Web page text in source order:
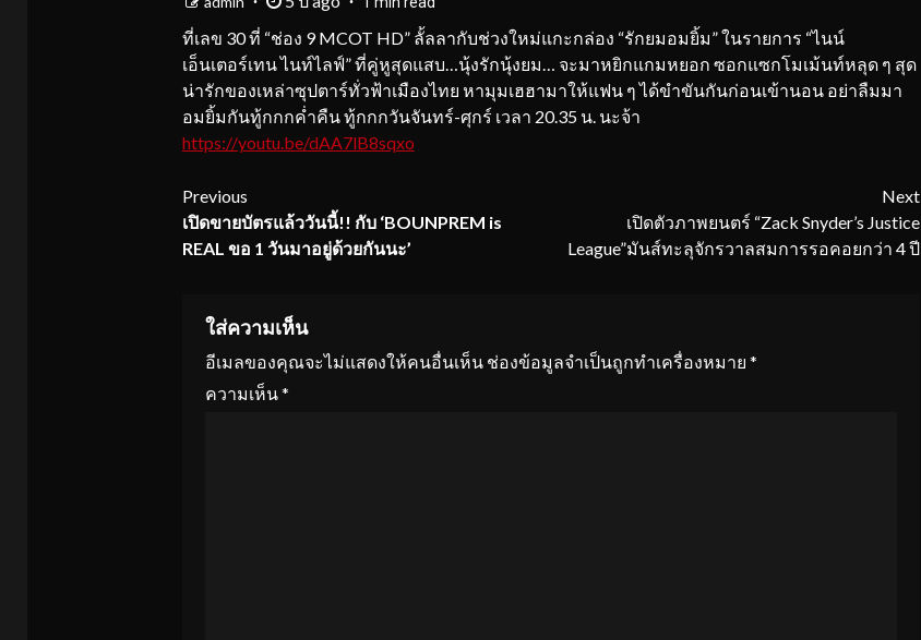
ที่เลข 30 ที่ “ช่อง 9 MCOT HD” ลั้ลลากับช่วงใหม่แกะกล่อง “รักยมอมยิ้ม” ในรายการ “ไนน์
เอ็นเตอร์เทน ไนท์ไลฟ์” ที่คู่หูสุดแสบ…นุ้งรักนุ้งยม… จะมาหยิกแกมหยอก ซอกแซกโมเม้นท์หลุด ๆ สุด
น่ารักของเหล่าซุปตาร์ทั่วฟ้าเมืองไทย หามุมเฮฮามาให้แฟน ๆ ได้ขำขันกันก่อนเข้านอน อย่าลืมมา
อมยิ้มกันทู้กกกค่ำคืน ทู้กกกวันจันทร์-ศุกร์ เวลา 20.35 น. นะจ้า
https://youtu.be/dAA7lB8sqxo
Continue
Reading
Previous
เปิดขายบัตรแล้ววันนี้!! กับ ‘BOUNPREM is
REAL ขอ 1 วันมาอยู่ด้วยกันนะ’
Next
เปิดตัวภาพยนตร์ “Zack Snyder’s Justice
League”มันส์ทะลุจักรวาลสมการรอคอยกว่า 4 ปี
ใส่ความเห็น
อีเมลของคุณจะไม่แสดงให้คนอื่นเห็น ช่องข้อมูลจำเป็นถูกทำเครื่องหมาย *
ความเห็น*